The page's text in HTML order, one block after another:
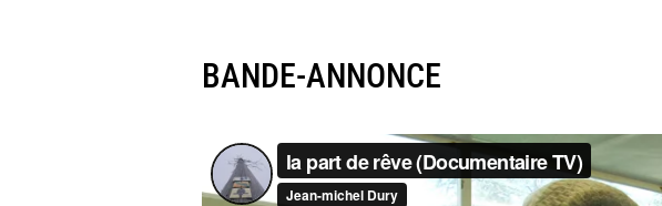
BANDE-ANNONCE